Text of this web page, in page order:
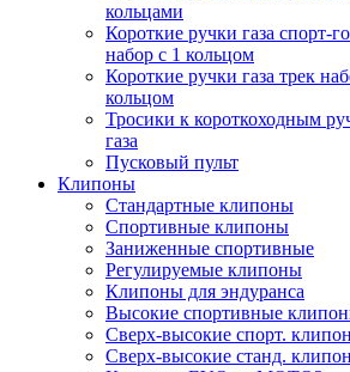
кольцами
Короткие ручки газа спорт-
набор с 1 кольцом
Короткие ручки газа трек
кольцом
Тросики к короткоходным
газа
Пусковый пульт
Клипоны
Стандартные клипоны
Спортивные клипоны
Заниженные спортивные
Регулируемые клипоны
Клипоны для эндуранса
Высокие спортивные
Сверх-высокие спорт.
Сверх-высокие станд.